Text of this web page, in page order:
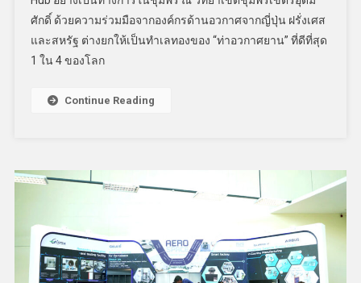
ศักดิ์ ด้วยความร่วมมือจากองค์กรด้านอวกาศจากญี่ปุ่น ฝรั่งเศส
และสหรัฐ ต่างยกให้เป็นทำเลทองของ “ท่าอวกาศยาน” ที่ดีที่สุด
1 ใน 4 ของโลก
Continue Reading